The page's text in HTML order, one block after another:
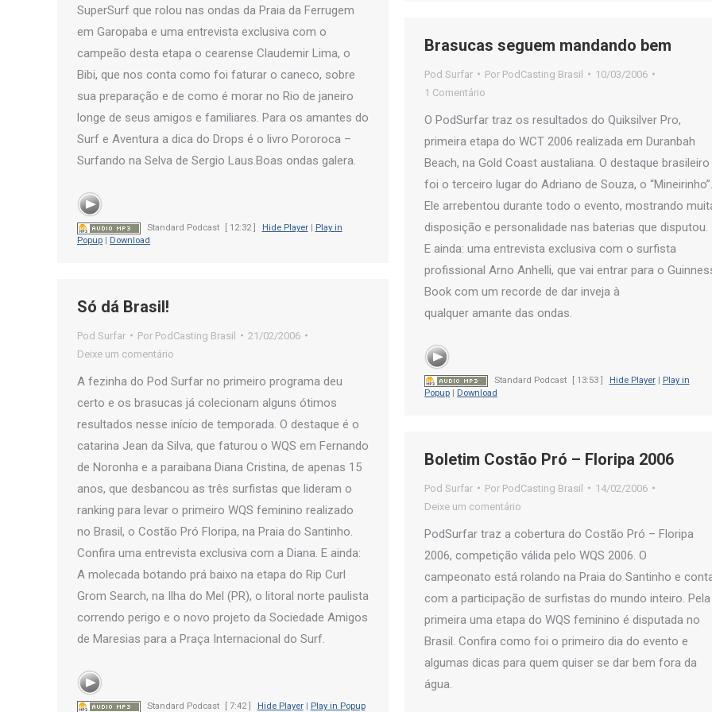
SuperSurf que rolou nas ondas da Praia da Ferrugem
em Garopaba e uma entrevista exclusiva com o
campeão desta etapa o cearense Claudemir Lima, o
Bibi, que nos conta como foi faturar o caneco, sobre
sua preparação e de como é morar no Rio de janeiro
longe de seus amigos e familiares. Para os amantes do
Surf e Aventura a dica do Drops é o livro Pororoca –
Surfando na Selva de Sergio Laus.Boas ondas galera.
Standard Podcast [ 12:32 ] Hide Player|
Play in
Popup | Download
Brasucas seguem mandando bem
Pod Surfar Por PodCasting Brasil
10/03/2006
1 Comentário
O PodSurfar traz os resultados do Quiksilver Pro,
primeira etapa do WCT 2006 realizada em Duranbah
Beach, na Gold Coast austaliana. O destaque brasileiro
foi o terceiro lugar do Adriano de Souza, o “Mineirinho”.
Ele arrebentou durante todo o evento, mostrando
disposição e personalidade nas baterias que disputou.
E ainda: uma entrevista exclusiva com o surfista
profissional Arno Anhelli, que vai entrar para o
Book com um recorde de dar inveja à
qualquer amante das ondas.
Standard Podcast [ 13:53 ] Hide Player|
Play in
Popup | Download
Só dá Brasil!
Pod Surfar Por PodCasting Brasil
21/02/2006
Deixe um comentário
A fezinha do Pod Surfar no primeiro programa deu
certo e os brasucas já colecionam alguns ótimos
resultados nesse início de temporada. O destaque é o
catarina Jean da Silva, que faturou o WQS em Fernando
de Noronha e a paraibana Diana Cristina, de apenas 15
anos, que desbancou as três surfistas que lideram o
ranking para levar o primeiro WQS feminino realizado
no Brasil, o Costão Pró Floripa, na Praia do Santinho.
Confira uma entrevista exclusiva com a Diana. E ainda:
A molecada botando prá baixo na etapa do Rip Curl
Grom Search, na Ilha do Mel (PR), o litoral norte paulista
correndo perigo e o novo projeto da Sociedade Amigos
de Maresias para a Praça Internacional do Surf.
Standard Podcast [ 7:42 ] Hide Player| Play in Popup
Boletim Costão Pró – Floripa 2006
Pod Surfar Por PodCasting Brasil
14/02/2006
Deixe um comentário
PodSurfar traz a cobertura do Costão Pró – Floripa
2006, competição válida pelo WQS 2006. O
campeonato está rolando na Praia do Santinho e
com a participação de surfistas do mundo inteiro. Pela
primeira uma etapa do WQS feminino é disputada no
Brasil. Confira como foi o primeiro dia do evento e
algumas dicas para quem quiser se dar bem fora da
água.